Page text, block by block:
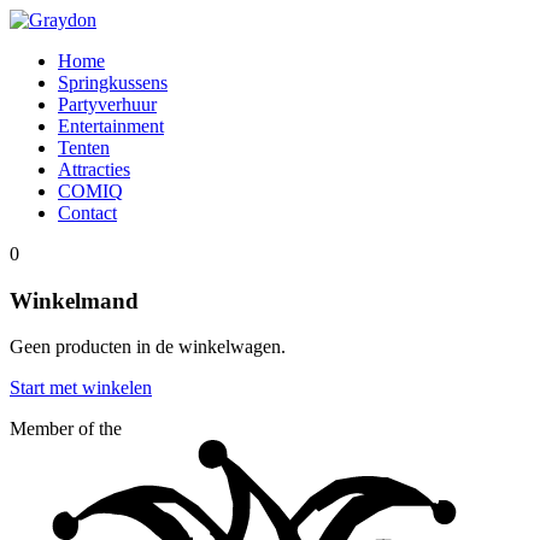
Home
Springkussens
Partyverhuur
Entertainment
Tenten
Attracties
COMIQ
Contact
0
Winkelmand
Geen producten in de winkelwagen.
Start met winkelen
Member of the